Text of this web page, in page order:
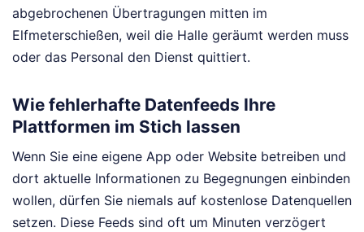
abgebrochenen Übertragungen mitten im
Elfmeterschießen, weil die Halle geräumt werden muss
oder das Personal den Dienst quittiert.
Wie fehlerhafte Datenfeeds Ihre
Plattformen im Stich lassen
Wenn Sie eine eigene App oder Website betreiben und
dort aktuelle Informationen zu Begegnungen einbinden
wollen, dürfen Sie niemals auf kostenlose Datenquellen
setzen. Diese Feeds sind oft um Minuten verzögert